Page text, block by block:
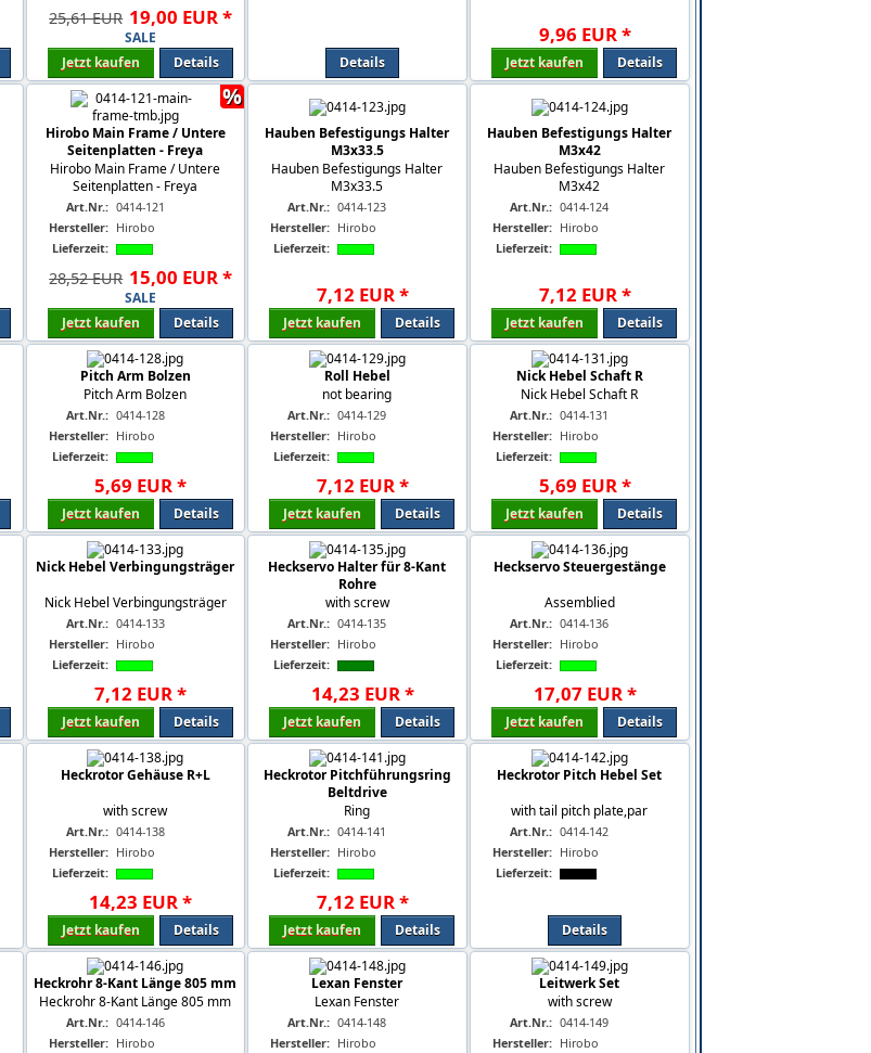
25,61 EUR 19,00 EUR*
SALE
Jetzt kaufen
Details Details
9,96 EUR*
Jetzt kaufen Details
Hirobo Main Frame / Untere
Seitenplatten - Freya
Hirobo Main Frame / Untere
Seitenplatten - Freya
Art.Nr.: 0414-121
Hersteller: Hirobo
Lieferzeit:
28,52 EUR 15,00 EUR*
SALE
Jetzt kaufen
Details
%
Hauben Befestigungs Halter
M3x33.5
Hauben Befestigungs Halter
M3x33.5
Art.Nr.: 0414-123
Hersteller: Hirobo
Lieferzeit:
7,12 EUR*
Jetzt kaufen Details
Hauben Befestigungs Halter
M3x42
Hauben Befestigungs Halter
M3x42
Art.Nr.: 0414-124
Hersteller: Hirobo
Lieferzeit:
7,12 EUR*
Jetzt kaufen Details
Pitch Arm Bolzen
Pitch Arm Bolzen
Art.Nr.: 0414-128
Hersteller: Hirobo
Lieferzeit:
5,69 EUR*
Jetzt kaufen Details
Roll Hebel
not bearing
Art.Nr.: 0414-129
Hersteller: Hirobo
Lieferzeit:
7,12 EUR*
Jetzt kaufen Details
Nick Hebel Schaft R
Nick Hebel Schaft R
Art.Nr.: 0414-131
Hersteller: Hirobo
Lieferzeit:
5,69 EUR*
Jetzt kaufen Details
Nick Hebel Verbingungsträger
Nick Hebel Verbingungsträger
Art.Nr.: 0414-133
Hersteller: Hirobo
Lieferzeit:
7,12 EUR*
Jetzt kaufen Details
Heckservo Halter für 8-Kant
Rohre
with screw
Art.Nr.: 0414-135
Hersteller: Hirobo
Lieferzeit:
14,23 EUR*
Jetzt kaufen Details
Heckservo Steuergestänge
Assemblied
Art.Nr.: 0414-136
Hersteller: Hirobo
Lieferzeit:
17,07 EUR*
Jetzt kaufen Details
Heckrotor Gehäuse R+L
with screw
Art.Nr.: 0414-138
Hersteller: Hirobo
Lieferzeit:
14,23 EUR*
Jetzt kaufen Details
Heckrotor Pitchführungsring
Beltdrive
Ring
Art.Nr.: 0414-141
Hersteller: Hirobo
Lieferzeit:
7,12 EUR*
Jetzt kaufen Details
Heckrotor Pitch Hebel Set
with tail pitch plate,par
Art.Nr.: 0414-142
Hersteller: Hirobo
Lieferzeit:
Details
Heckrohr 8-Kant Länge 805 mm
Heckrohr 8-Kant Länge 805 mm
Art.Nr.: 0414-146
Hersteller: Hirobo
Lexan Fenster
Lexan Fenster
Art.Nr.: 0414-148
Hersteller: Hirobo
Leitwerk Set
with screw
Art.Nr.: 0414-149
Hersteller: Hirobo